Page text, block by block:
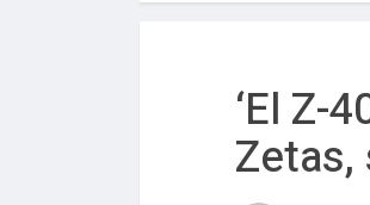
‘El Z-
Zetas,